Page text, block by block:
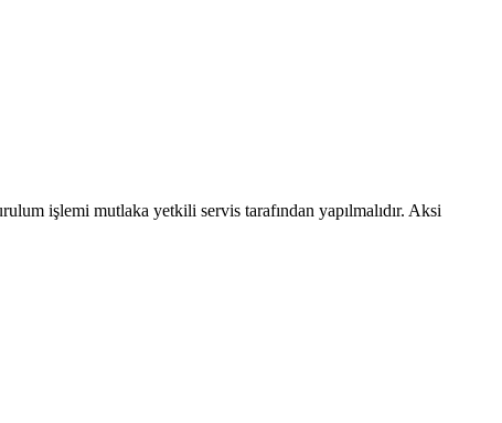
işlemi mutlaka yetkili servis tarafından yapılmalıdır. Aksi